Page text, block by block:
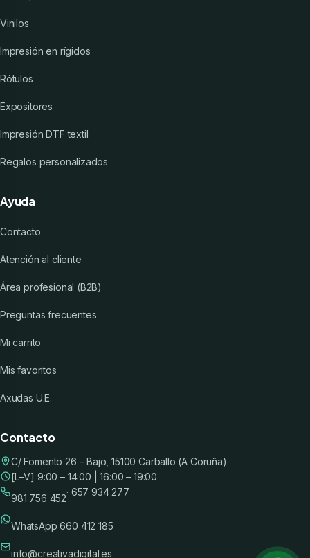
Vinilos
Impresión en rígidos
Rótulos
Expositores
Impresión DTF textil
Regalos personalizados
Ayuda
Contacto
Atención al cliente
Área profesional (B2B)
Preguntas frecuentes
Mi carrito
Mis favoritos
Axudas U.E.
Contacto
C/ Fomento 26 – Bajo, 15100 Carballo (A Coruña)
[L–V] 9:00 – 14:00 | 16:00 – 19:00
981 756 452
· 657 934 277
WhatsApp 660 412 185
info@creativadigital.es